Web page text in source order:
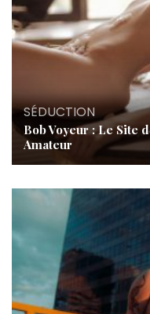
SÉDUCTION
Bob Voyeur : Le Site
Amateur